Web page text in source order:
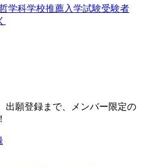
学科学校推薦入学試験受験者
出願登録まで、メンバー限定の